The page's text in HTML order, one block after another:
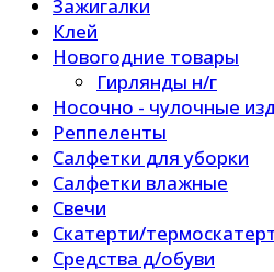
Зажигалки
Клей
Новогодние товары
Гирлянды н/г
Носочно - чулочные
Реппеленты
Салфетки для уборки
Салфетки влажные
Свечи
Скатерти/
Средства д/обуви